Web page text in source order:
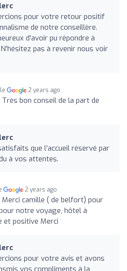
pour votre retour positif
de notre conseillère.
d'avoir pu répondre à
pas à revenir nous voir
2 years ago
Très bon conseil de la part de
que l'accueil réservé par
à vos attentes.
2 years ago
Merci camille ( de belfort) pour
notre voyage, hôtel à
et positive Merci
pour votre avis et avons
vos compliments à la